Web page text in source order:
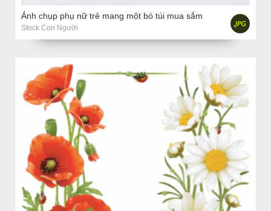
Ảnh chụp phụ nữ trẻ mang một bó túi mua sắm
Stock Con Người